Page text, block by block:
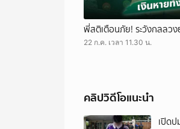
พี่สติเตือนภัย! ระวังกลลว
22 ก.ค. เวลา 11.30 น.
คลิปวิดีโอแนะนำ
เปิด